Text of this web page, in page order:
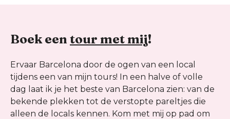
Boek een tour met mij!
Ervaar Barcelona door de ogen van een local
tijdens een van mijn tours! In een halve of volle
dag laat ik je het beste van Barcelona zien: van de
bekende plekken tot de verstopte pareltjes die
alleen de locals kennen. Kom met mij op pad om